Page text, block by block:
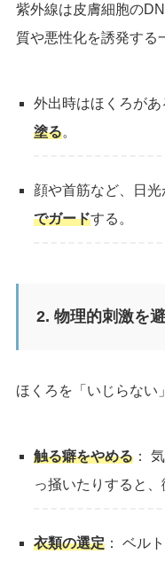
紫外線は皮膚細胞の
質や悪性化を誘発する
外出時はほくろがあ
塗る。
顔や首筋など、日
でガードする。
2. 物理的刺激を
ほくろを「いじらない
触る癖をやめる：
っ掻いたりすると、
衣類の選定： ベル